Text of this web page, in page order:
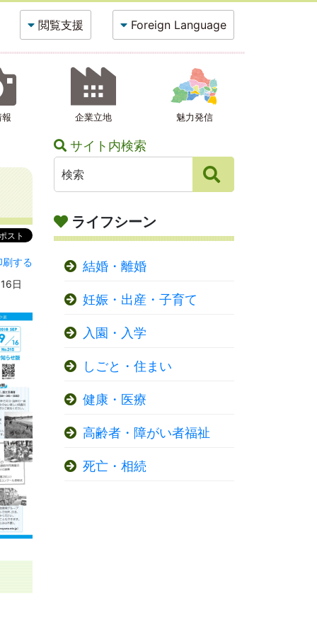
閲覧支援 Foreign Language
企業立地 魅力発信
する
日
サイト内検索
ライフシーン
結婚・離婚
妊娠・出産・子育て
入園・入学
しごと・住まい
健康・医療
高齢者・障がい者福祉
死亡・相続